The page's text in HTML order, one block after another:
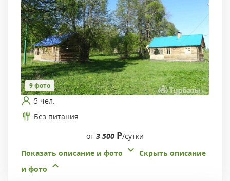
9 фото
5 чел.
Без питания
от 3 500 Р/сутки
Показать описание и фото
Скрыть описание
и фото